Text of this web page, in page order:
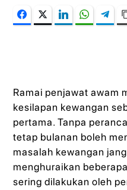
FacebookTwitter LinkedIn WhatsApp
Ramai penjawat awam
kesilapan kewangan
pertama. Tanpa
tetap bulanan boleh
masalah kewangan
menghuraikan
sering dilakukan oleh